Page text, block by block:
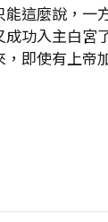
這麼說，
功入主白
即使有上